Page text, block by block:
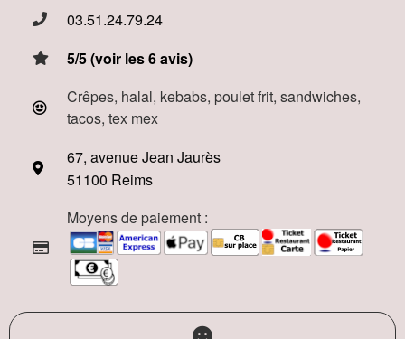
03.51.24.79.24
5/5 (voir les 6 avis)
Crêpes, halal, kebabs, poulet frit, sandwiches,
tacos, tex mex
67, avenue Jean Jaurès
51100 Reims
Moyens de paiement :